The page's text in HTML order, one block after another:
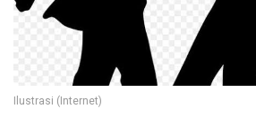
Ilustrasi (Internet)